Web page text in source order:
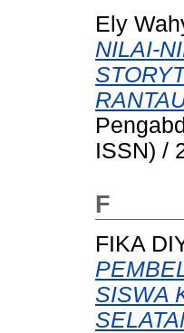
Ely
NILAI-
ISSN) /
F
FIKA
SISWA